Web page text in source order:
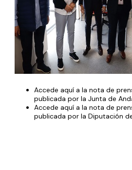
Accede aquí a la nota de
publicada por la Junta de
Accede aquí a la nota de
publicada por la Diputación